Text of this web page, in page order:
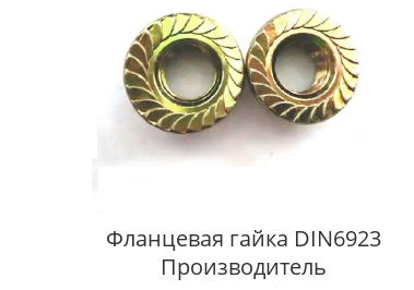
Фланцевая гайка DIN6923
Производитель